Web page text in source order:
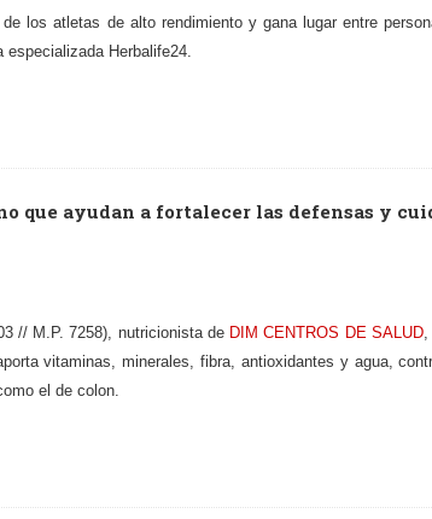
los atletas de alto rendimiento y gana lugar entre
especializada Herbalife24.
que ayudan a fortalecer las defensas y
// M.P. 7258), nutricionista de DIM CENTROS DE SALUD,
vitaminas, minerales, fibra, antioxidantes y agua,
el de colon.